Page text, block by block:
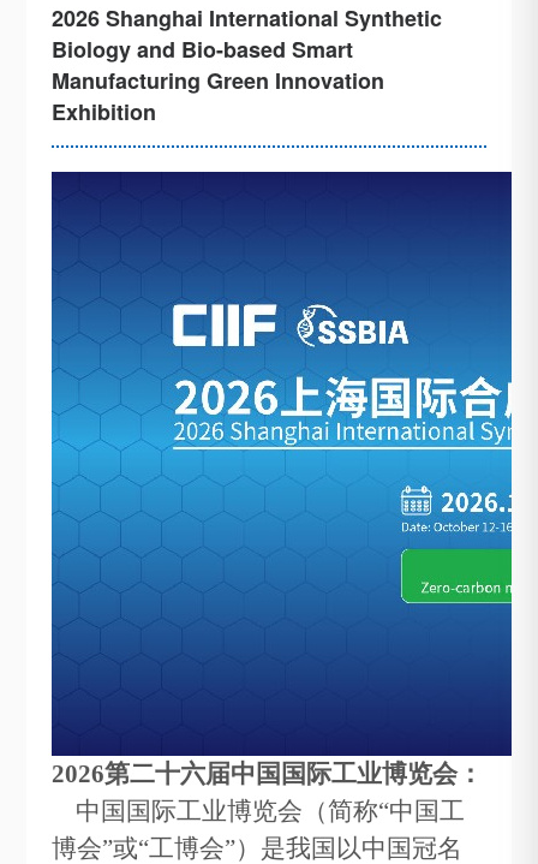
2026 Shanghai International Synthetic
Biology and Bio-based Smart
Manufacturing Green Innovation
Exhibition
2026第二十六届中国国际工业博览会：
中国国际工业博览会（简称“中国工
博会”或“工博会”）是我国以中国冠名